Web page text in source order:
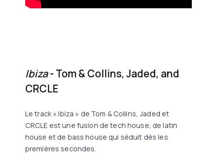
Ibiza- Tom & Collins, Jaded, and
CRCLE
Le track « Ibiza » de Tom & Collins, Jaded et
CRCLE est une fusion de tech house, de latin
house et de bass house qui séduit dès les
premières secondes.